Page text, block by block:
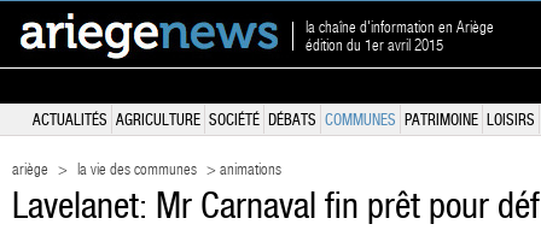
la chaîne d'information en Ariège
édition du 1er avril 2015
ACTUALITÉS AGRICULTURE SOCIÉTÉ DÉBATS COMMUNES PATRIMOINE LOISIRS
ariège > la vie des communes > animations
Lavelanet: Mr Carnaval fin prêt pour